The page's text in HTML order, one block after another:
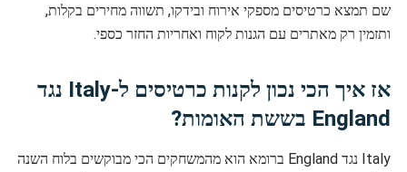
שם תמצא כרטיסים מספקי אירוח ובידקו, תשווה מחירים בקלות,
ותזמין רק מאתרים עם הגנות לקוח ואחריות החזר כספי.
אז איך הכי נכון לקנות כרטיסים ל-Italy נגד
England בששת האומות?
Italy נגד England ברומא הוא מהמשחקים הכי מבוקשים בלוח השנה